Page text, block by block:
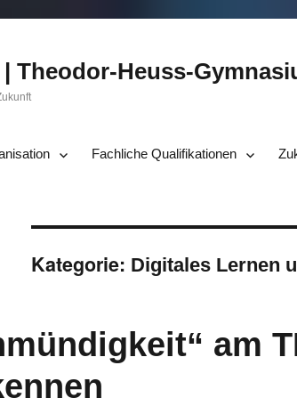
| Theodor-Heuss-
Fachliche Qualifikationen
Kategorie: Digitales Lernen
am